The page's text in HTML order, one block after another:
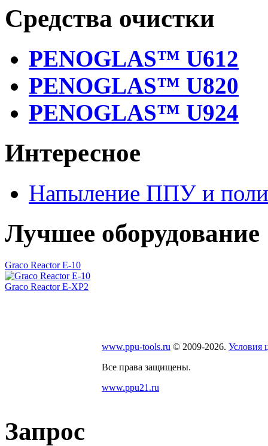
Средства очистки
PENOGLAS™ U612
PENOGLAS™ U820
PENOGLAS™ U924
Интересное
Напыление ППУ и
Лучшее оборудование
Graco Reactor E-10
Graсo Reactor E-XP2
www.ppu-tools.ru © 2009-2026. Условия
Все права защищены.
www.ppu21.ru
Запрос